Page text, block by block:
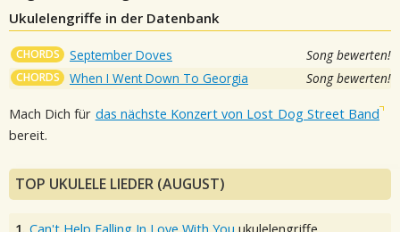
Ukulelengriffe in der Datenbank
CHORDS September Doves Song bewerten!
CHORDS When I Went Down To Georgia Song bewerten!
Mach Dich für das nächste Konzert von Lost Dog Street Band
bereit.
TOP UKULELE LIEDER (AUGUST)
1. Can't Help Falling In Love With You ukulelengriffe